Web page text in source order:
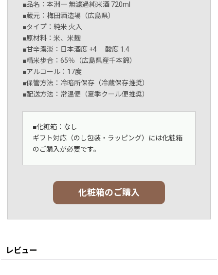
■品名：本洲一 無濾過純米酒 720ml
■蔵元：梅田酒造場（広島県）
■タイプ：純米 火入
■原材料：米、米麹
■甘辛濃淡：日本酒度 +4 酸度 1.4
■精米歩合：65％（広島県産千本錦）
■アルコール：17度
■保管方法：冷暗所保存（冷蔵保存推奨）
■配送方法：常温便（夏季クール便推奨）
■化粧箱：なし
ギフト対応（のし包装・ラッピング）には化粧箱
のご購入が必要です。
化粧箱のご購入
レビュー